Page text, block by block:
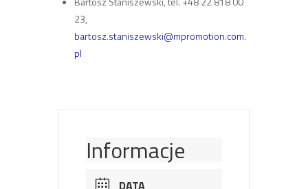
23,
bartosz.staniszewski@mpromotion.com.
pl
Informacje
DATA